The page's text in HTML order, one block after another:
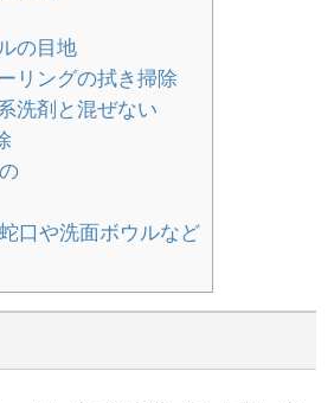
の目地
リングの拭き掃除
洗剤と混ぜない
口や洗面ボウルなど